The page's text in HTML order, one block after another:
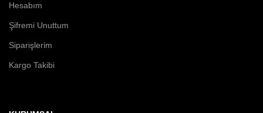
Hesabım
Şifremi Unuttum
Siparişlerim
Kargo Takibi